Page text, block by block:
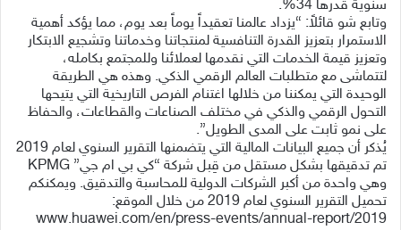
سنوية قدرها 34%.
وتابع شو قائلاً: “يزداد عالمنا تعقيداً يوماً بعد يوم، مما يؤكد أهمية
الاستمرار بتعزيز القدرة التنافسية لمنتجاتنا وخدماتنا وتشجيع الابتكار
وتعزيز قيمة الخدمات التي نقدمها لعملائنا وللمجتمع بكامله،
لتتماشى مع متطلبات العالم الرقمي الذكي. وهذه هي الطريقة
الوحيدة التي يمكننا من خلالها اغتنام الفرص التاريخية التي يتيحها
التحول الرقمي والذكي في مختلف الصناعات والقطاعات، والحفاظ
على نمو ثابت على المدى الطويل”.
يُذكر أن جميع البيانات المالية التي يتضمنها التقرير السنوي لعام 2019
تم تدقيقها بشكل مستقل من قِبل شركة “كي بي ام جي” KPMG
وهي واحدة من أكبر الشركات الدولية للمحاسبة والتدقيق. ويمكنكم
تحميل التقرير السنوي لعام 2019 من خلال الموقع:
www.huawei.com/en/press-events/annual-report/2019